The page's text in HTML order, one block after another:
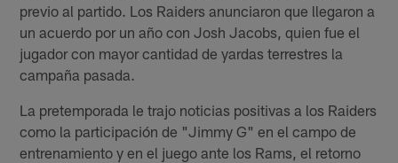
previo al partido. Los Raiders anunciaron que llegaron a
un acuerdo por un año con Josh Jacobs, quien fue el
jugador con mayor cantidad de yardas terrestres la
campaña pasada.
La pretemporada le trajo noticias positivas a los Raiders
como la participación de "Jimmy G" en el campo de
entrenamiento y en el juego ante los Rams, el retorno